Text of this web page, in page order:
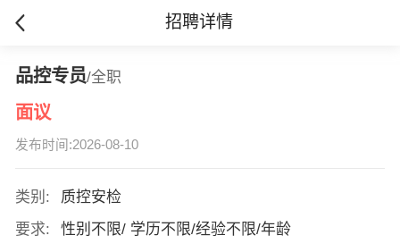
招聘详情
品控专员/全职
面议
发布时间:2026-08-10
类别:
质控安检
要求:
性别不限/ 学历不限/经验不限/年龄